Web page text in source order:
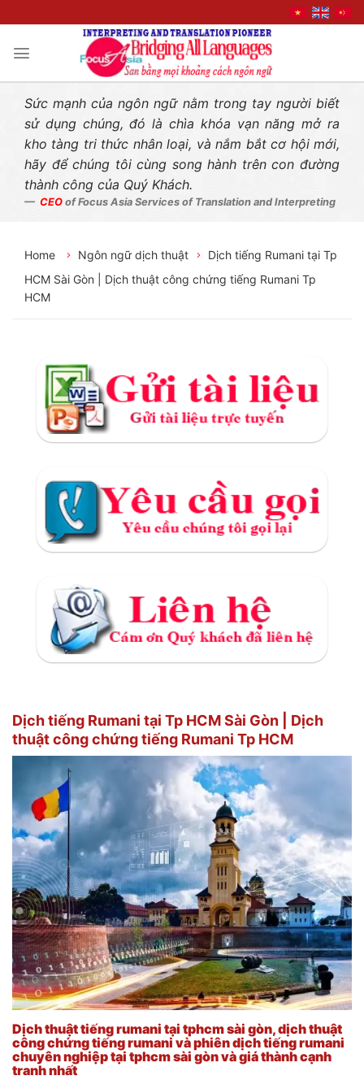
Sức mạnh của ngôn ngữ nằm trong tay người biết
sử dụng chúng, đó là chìa khóa vạn năng mở ra
kho tàng tri thức nhân loại, và nắm bắt cơ hội mới,
hãy để chúng tôi cùng song hành trên con đường
thành công của Quý Khách.
CEO of Focus Asia Services of Translation and Interpreting
Home Ngôn ngữ dịch thuật
Dịch tiếng Rumani tại Tp
HCM Sài Gòn | Dịch thuật công chứng tiếng Rumani Tp
HCM
Dịch tiếng Rumani tại Tp HCM Sài Gòn | Dịch
thuật công chứng tiếng Rumani Tp HCM
Dịch thuật tiếng rumani tại tphcm sài gòn, dịch thuật
công chứng tiếng rumani và phiên dịch tiếng rumani
chuyên nghiệp tại tphcm sài gòn và giá thành cạnh
tranh nhất